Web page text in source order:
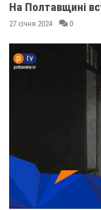
На Полтавщині
27 січня 2024 0